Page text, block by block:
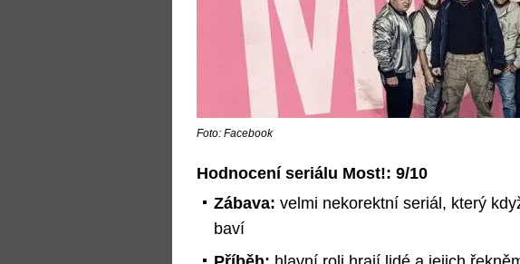
Foto: Facebook
Hodnocení seriálu Most!: 9/10
Zábava: velmi nekorektní seriál, který
baví